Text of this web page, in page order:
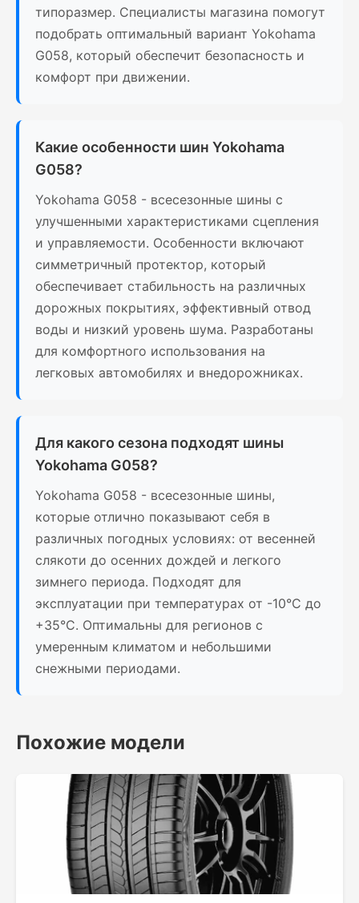
типоразмер. Специалисты магазина помогут
подобрать оптимальный вариант Yokohama
G058, который обеспечит безопасность и
комфорт при движении.
Какие особенности шин Yokohama
G058?
Yokohama G058 - всесезонные шины с
улучшенными характеристиками сцепления
и управляемости. Особенности включают
симметричный протектор, который
обеспечивает стабильность на различных
дорожных покрытиях, эффективный отвод
воды и низкий уровень шума. Разработаны
для комфортного использования на
легковых автомобилях и внедорожниках.
Для какого сезона подходят шины
Yokohama G058?
Yokohama G058 - всесезонные шины,
которые отлично показывают себя в
различных погодных условиях: от весенней
слякоти до осенних дождей и легкого
зимнего периода. Подходят для
эксплуатации при температурах от -10°C до
+35°C. Оптимальны для регионов с
умеренным климатом и небольшими
снежными периодами.
Похожие модели